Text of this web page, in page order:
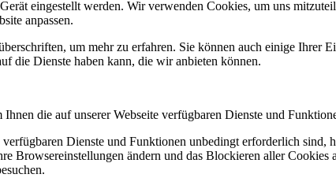
eingestellt werden. Wir verwenden Cookies, um uns
anpassen.
um mehr zu erfahren. Sie können auch einige
die Dienste haben kann, die wir anbieten können.
die auf unserer Webseite verfügbaren Dienste und
Dienste und Funktionen unbedingt erforderlich
Browsereinstellungen ändern und das Blockieren aller